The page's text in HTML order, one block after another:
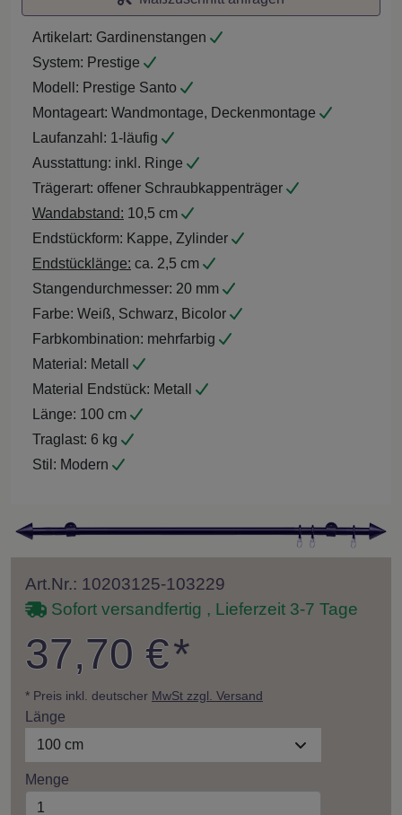
Artikelart: Gardinenstangen
System: Prestige
Modell: Prestige Santo
Montageart: Wandmontage, Deckenmontage
Laufanzahl: 1-läufig
Ausstattung: inkl. Ringe
Trägerart: offener Schraubkappenträger
Wandabstand: 10,5 cm
Endstückform: Kappe, Zylinder
Endstücklänge: ca. 2,5 cm
Stangendurchmesser: 20 mm
Farbe: Weiß, Schwarz, Bicolor
Farbkombination: mehrfarbig
Material: Metall
Material Endstück: Metall
Länge: 100 cm
Traglast: 6 kg
Stil: Modern
Art.Nr.: 10203125-103229
Sofort versandfertig , Lieferzeit 3-7 Tage
37,70 €*
* Preis inkl. deutscher MwSt zzgl. Versand
Länge
100 cm
Menge